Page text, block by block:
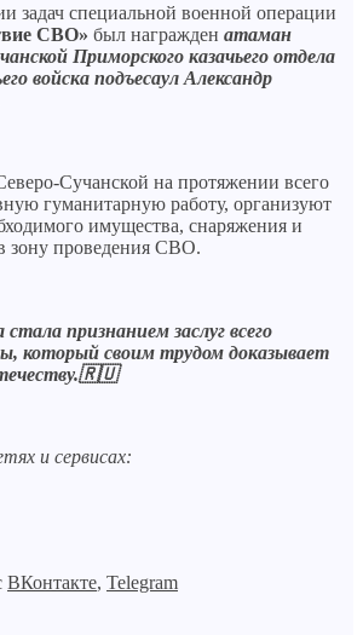
задач специальной военной операции
СВО» был награжден атаман
Приморского казачьего отдела
войска подъесаул Александр
Сучанской на протяжении всего
гуманитарную работу, организуют
имущества, снаряжения и
зону проведения СВО.
признанием заслуг всего
который своим трудом доказывает
и сервисах:
ВКонтакте, Telegram